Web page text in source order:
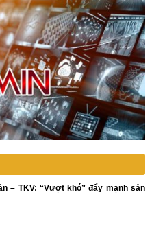
– TKV: “Vượt khó” đẩy mạnh sản